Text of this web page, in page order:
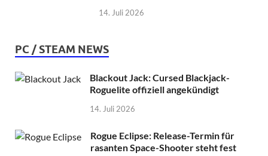
14. Juli 2026
PC / STEAM NEWS
Blackout Jack: Cursed Blackjack-
Roguelite offiziell angekündigt
14. Juli 2026
Rogue Eclipse: Release-Termin für
rasanten Space-Shooter steht fest